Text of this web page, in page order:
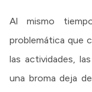
Al mismo
problemática que
las actividades,
una broma deja